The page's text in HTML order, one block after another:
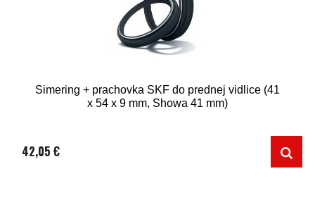
Simering + prachovka SKF do prednej vidlice (41
x 54 x 9 mm, Showa 41 mm)
42,05 €